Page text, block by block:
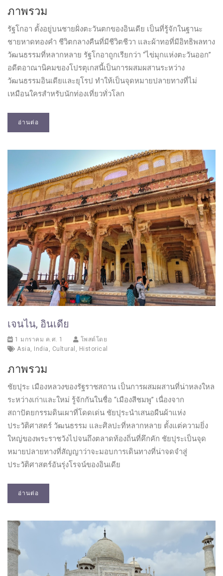
ภาพรวม
รัฐโกอา ตั้งอยู่บนชายฝั่งตะวันตกของอินเดีย เป็นที่รู้จักในฐานะ
ชายหาดทองคำ ชีวิตกลางคืนที่มีชีวิตชีวา และผ้าทอที่มีอิทธิพลทาง
วัฒนธรรมที่หลากหลาย รัฐโกอาถูกเรียกว่า “ไข่มุกแห่งตะวันออก”
อดีตอาณานิคมของโปรตุเกสนี้เป็นการผสมผสานระหว่าง
วัฒนธรรมอินเดียและยุโรป ทำให้เป็นจุดหมายปลายทางที่ไม่
เหมือนใครสำหรับนักท่องเที่ยวทั่วโลก
อ่านต่อ
เจนไน, อินเดีย
1 มกราคม ค.ศ. 1
โพสต์โดย
Asia, India , Cultural , Historical
ภาพรวม
ชัยปุระ เมืองหลวงของรัฐราชสถาน เป็นการผสมผสานที่น่าหลงใหล
ระหว่างเก่าและใหม่ รู้จักกันในชื่อ “เมืองสีชมพู” เนื่องจาก
สถาปัตยกรรมดินเผาที่โดดเด่น ชัยปุระนำเสนอผืนผ้าแห่ง
ประวัติศาสตร์ วัฒนธรรม และศิลปะที่หลากหลาย ตั้งแต่ความยิ่ง
ใหญ่ของพระราชวังไปจนถึงตลาดท้องถิ่นที่คึกคัก ชัยปุระเป็นจุด
หมายปลายทางที่สัญญาว่าจะมอบการเดินทางที่น่าจดจำสู่
ประวัติศาสตร์อันรุ่งโรจน์ของอินเดีย
อ่านต่อ